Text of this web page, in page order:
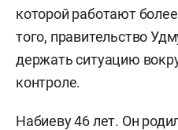
которой работают
того, правительство
держать ситуацию
контроле.
Набиеву 46 лет. Он